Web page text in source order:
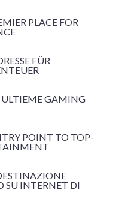
PLACE FOR
FÜR
GAMING
POINT TO TOP-
SU INTERNET DI